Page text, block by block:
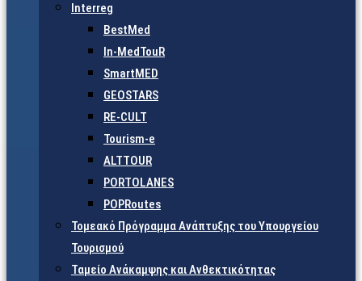
Interreg
BestMed
In-MedTouR
SmartMED
GEOSTARS
RE-CULT
Tourism-e
ALTTOUR
PORTOLANES
POPRoutes
Τομεακό Πρόγραμμα Ανάπτυξης του Υπουργείου
Τουρισμού
Ταμείο Ανάκαμψης και Ανθεκτικότητας